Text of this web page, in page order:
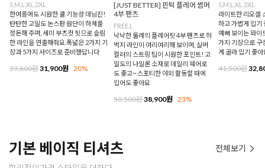
S,M,L,XL,2XL
한여름에도 시원한 쿨 기능성 데님진!
탄탄한 고밀도 논스판 원단이 하체를
정돈해 주며, 세미 부츠컷 핏으로 슬림
한 라인을 연출해줘요.폭넓은 2가지 기
장과 5가지 사이즈로 준비했답니다
39,800원31,900원 20%
[JUST BETTER] 핀턱 플레어 썸머
4부 팬츠
FREE,L
낙낙한 둘레의 플레어핏 4부 팬츠로 허
벅지 라인이 여리여리해 보이며, 실버
컬러의 스트링 팁이 시원한 포인트! 고
밀도의 나일론 소재로 데일리 웨어로
도 좋고~ 스포티한 야외 활동할 때에
입어도 좋아요
50,500원38,900원 23%
S,M,L,XL,2XL
라이트한 리오셀
하고 가볍게 입기
예뻐 보이는 와이
가지 기장으로 구
게 골라 입기 좋아
41,500원
기본 베이직 티셔츠 전체보기